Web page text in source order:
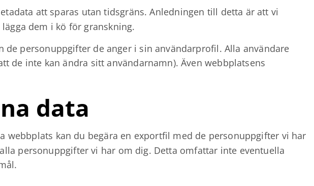
att sparas utan tidsgräns. Anledningen till detta är att vi
dem i kö för granskning.
personuppgifter de anger i sin användarprofil. Alla användare
de inte kan ändra sitt användarnamn). Även webbplatsens
data
kan du begära en exportfil med de personuppgifter vi har
personuppgifter vi har om dig. Detta omfattar inte eventuella